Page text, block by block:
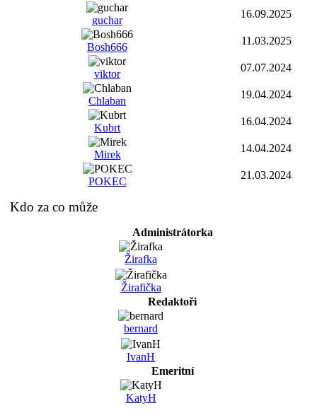
guchar
16.09.2025
Bosh666
11.03.2025
viktor
07.07.2024
Chlaban
19.04.2024
Kubrt
16.04.2024
Mirek
14.04.2024
POKEC
21.03.2024
Kdo za co může
Administrátorka
Žirafka
Žirafička
Redaktoři
bernard
IvanH
Emeritní
KatyH